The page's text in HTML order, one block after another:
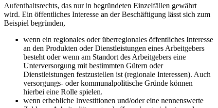
Aufenthaltsrechts, das nur in begründeten Einzelfällen gewährt
wird. Ein öffentliches Interesse an der Beschäftigung lässt sich zum
Beispiel begründen,
wenn ein regionales oder überregionales öffentliches Interesse
an den Produkten oder Dienstleistungen eines Arbeitgebers
besteht oder wenn am Standort des Arbeitgebers eine
Unterversorgung mit bestimmten Gütern oder
Dienstleistungen festzustellen ist (regionale Interessen). Auch
versorgungs- oder kommunalpolitische Gründe können
hierbei eine Rolle spielen.
wenn erhebliche Investitionen und/oder eine nennenswerte